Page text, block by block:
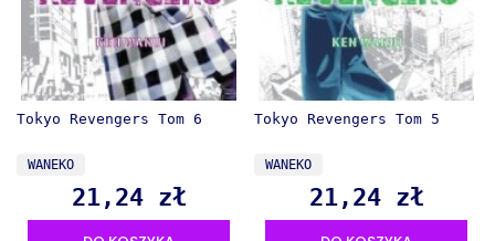
Tokyo Revengers Tom 6
PRODUCENT
WANEKO
Cena
21,24 zł
Tokyo Revengers Tom 5
PRODUCENT
WANEKO
Cena
21,24 zł